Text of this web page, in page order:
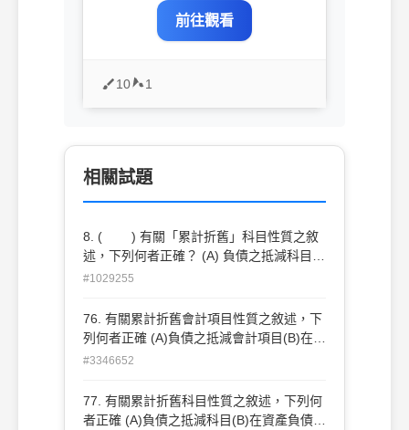
前往觀看
10 1
相關試題
8. ( ) 有關「累計折舊」科目性質之敘
述，下列何者正確？ (A) 負債之抵減科目
(B) 在資產負債表上列為總資產之減項 (C)
#1029255
76. 有關累計折舊會計項目性質之敘述，下
列何者正確 (A)負債之抵減會計項目(B)在資
產負債表上列為總資產之減項 (C)增加時應
#3346652
77. 有關累計折舊科目性質之敘述，下列何
者正確 (A)負債之抵減科目(B)在資產負債表